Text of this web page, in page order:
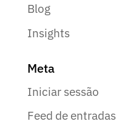
Blog
Insights
Meta
Iniciar sessão
Feed de entradas